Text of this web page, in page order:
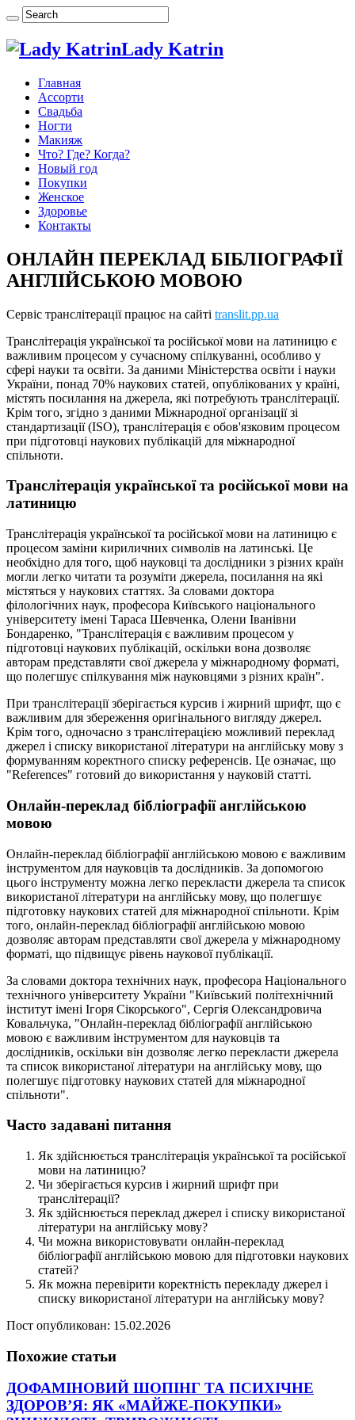
Lady Katrin
Главная
Ассорти
Свадьба
Ногти
Макияж
Что? Где? Когда?
Новый год
Покупки
Женское
Здоровье
Контакты
ОНЛАЙН ПЕРЕКЛАД БІБЛІОГРАФІЇ
АНГЛІЙСЬКОЮ МОВОЮ
Сервіс транслітерації працює на сайті translit.pp.ua
Транслітерація української та російської мови на латиницю є
важливим процесом у сучасному спілкуванні, особливо у
сфері науки та освіти. За даними Міністерства освіти і науки
України, понад 70% наукових статей, опублікованих у країні,
містять посилання на джерела, які потребують транслітерації.
Крім того, згідно з даними Міжнародної організації зі
стандартизації (ISO), транслітерація є обов'язковим процесом
при підготовці наукових публікацій для міжнародної
спільноти.
Транслітерація української та російської мови на
латиницю
Транслітерація української та російської мови на латиницю є
процесом заміни кириличних символів на латинські. Це
необхідно для того, щоб науковці та дослідники з різних країн
могли легко читати та розуміти джерела, посилання на які
містяться у наукових статтях. За словами доктора
філологічних наук, професора Київського національного
університету імені Тараса Шевченка, Олени Іванівни
Бондаренко, "Транслітерація є важливим процесом у
підготовці наукових публікацій, оскільки вона дозволяє
авторам представляти свої джерела у міжнародному форматі,
що полегшує спілкування між науковцями з різних країн".
При транслітерації зберігається курсив і жирний шрифт, що є
важливим для збереження оригінального вигляду джерел.
Крім того, одночасно з транслітерацією можливий переклад
джерел і списку використаної літератури на англійську мову з
формуванням коректного списку референсів. Це означає, що
"References" готовий до використання у науковій статті.
Онлайн-переклад бібліографії англійською
мовою
Онлайн-переклад бібліографії англійською мовою є важливим
інструментом для науковців та дослідників. За допомогою
цього інструменту можна легко перекласти джерела та список
використаної літератури на англійську мову, що полегшує
підготовку наукових статей для міжнародної спільноти. Крім
того, онлайн-переклад бібліографії англійською мовою
дозволяє авторам представляти свої джерела у міжнародному
форматі, що підвищує рівень наукової публікації.
За словами доктора технічних наук, професора Національного
технічного університету України "Київський політехнічний
інститут імені Ігоря Сікорського", Сергія Олександровича
Ковальчука, "Онлайн-переклад бібліографії англійською
мовою є важливим інструментом для науковців та
дослідників, оскільки він дозволяє легко перекласти джерела
та список використаної літератури на англійську мову, що
полегшує підготовку наукових статей для міжнародної
спільноти".
Часто задавані питання
Як здійснюється транслітерація української та російської
мови на латиницю?
Чи зберігається курсив і жирний шрифт при
транслітерації?
Як здійснюється переклад джерел і списку використаної
літератури на англійську мову?
Чи можна використовувати онлайн-переклад
бібліографії англійською мовою для підготовки наукових
статей?
Як можна перевірити коректність перекладу джерел і
списку використаної літератури на англійську мову?
Пост опубликован: 15.02.2026
Похожие статьи
ДОФАМІНОВИЙ ШОПІНГ ТА ПСИХІЧНЕ
ЗДОРОВ’Я: ЯК «МАЙЖЕ-ПОКУПКИ»